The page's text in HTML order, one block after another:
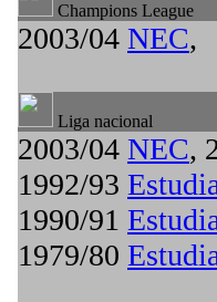
Champions League
2003/04 NEC,
Liga nacional
2003/04 NEC,
1992/93
1990/91
1979/80